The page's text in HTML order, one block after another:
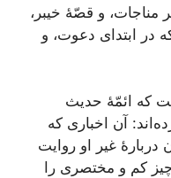
مناجات‌، و قصّۀ خیبر،
در ابتدای دعوت‌، و
که‌ ائمّۀ حدیث‌
آن‌ اخباری که‌
دربارۀ غیر او روایت‌
کم‌ و مختصری را